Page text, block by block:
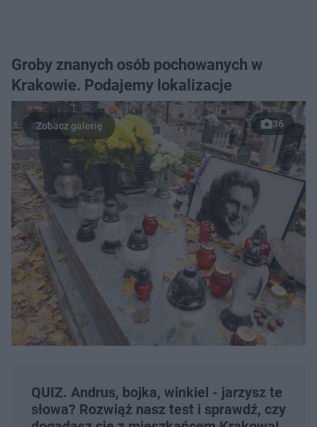
Groby znanych osób pochowanych w
Krakowie. Podajemy lokalizacje
36
QUIZ. Andrus, bojka, winkiel - jarzysz te
słowa? Rozwiąż nasz test i sprawdź, czy